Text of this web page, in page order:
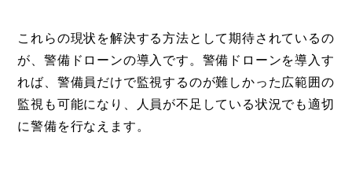
これらの現状を解決する方法として期待されているの
が、警備ドローンの導入です。警備ドローンを導入す
れば、警備員だけで監視するのが難しかった広範囲の
監視も可能になり、人員が不足している状況でも適切
に警備を行なえます。